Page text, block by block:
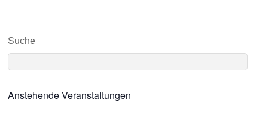
Suche
Anstehende Veranstaltungen